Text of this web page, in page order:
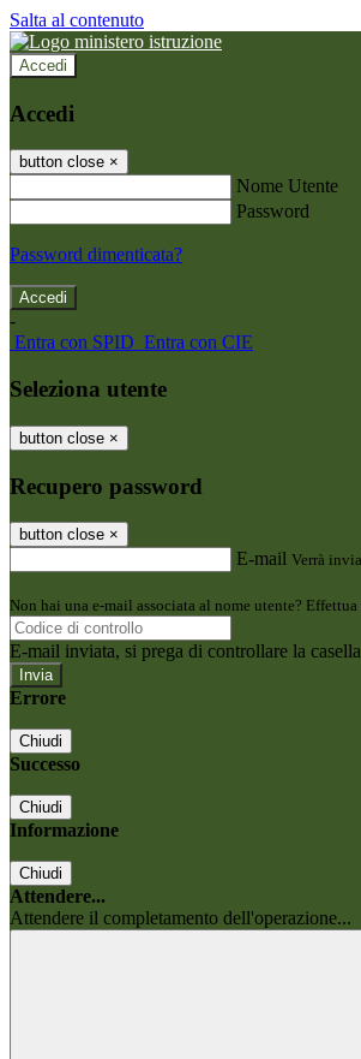
Salta al contenuto
Accedi
Accedi
button close ×
Nome Utente
Password
Password dimenticata?
-
Entra con SPID Entra con CIE
Seleziona utente
button close ×
Recupero password
button close ×
E-mail Verrà
Non hai una e-mail associata al nome utente?
E-mail inviata, si prega di controllare la
Errore
Chiudi
Successo
Chiudi
Informazione
Chiudi
Attendere...
Attendere il completamento dell'operazione...